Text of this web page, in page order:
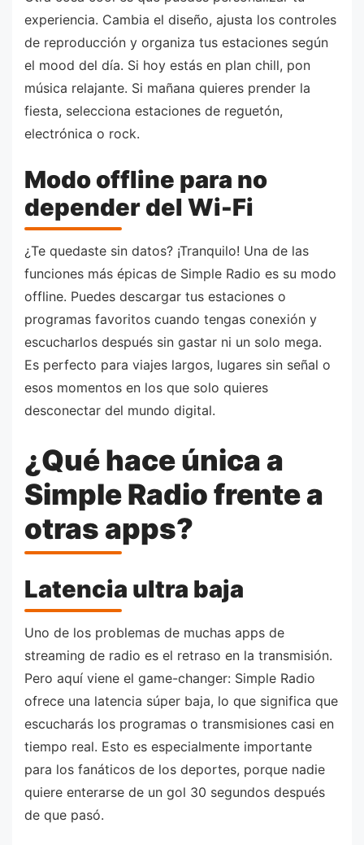
experiencia. Cambia el diseño, ajusta los controles
de reproducción y organiza tus estaciones según
el mood del día. Si hoy estás en plan chill, pon
música relajante. Si mañana quieres prender la
fiesta, selecciona estaciones de reguetón,
electrónica o rock.
Modo offline para no
depender del Wi-Fi
¿Te quedaste sin datos? ¡Tranquilo! Una de las
funciones más épicas de Simple Radio es su modo
offline. Puedes descargar tus estaciones o
programas favoritos cuando tengas conexión y
escucharlos después sin gastar ni un solo mega.
Es perfecto para viajes largos, lugares sin señal o
esos momentos en los que solo quieres
desconectar del mundo digital.
¿Qué hace única a
Simple Radio frente a
otras apps?
Latencia ultra baja
Uno de los problemas de muchas apps de
streaming de radio es el retraso en la transmisión.
Pero aquí viene el game-changer: Simple Radio
ofrece una latencia súper baja, lo que significa que
escucharás los programas o transmisiones casi en
tiempo real. Esto es especialmente importante
para los fanáticos de los deportes, porque nadie
quiere enterarse de un gol 30 segundos después
de que pasó.